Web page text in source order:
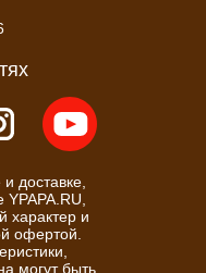
доставке,
характер и
офертой.
могут быть